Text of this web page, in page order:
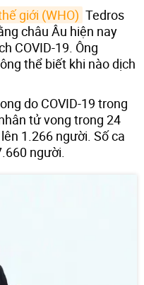
giới (WHO) Tedros
châu Âu hiện nay
COVID-19. Ông
thể biết khi nào dịch
do COVID-19 trong
tử vong trong 24
1.266 người. Số ca
người.